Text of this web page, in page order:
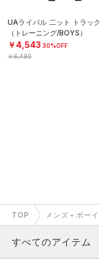
UAライバル 二ット トラッ
（トレーニング/BOYS）
￥4,543 30%OFF
￥6,490
TOP メンズ＋ボー
すべてのアイテム